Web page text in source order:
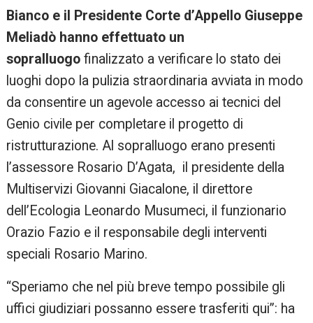
Bianco e il Presidente Corte d’Appello Giuseppe
Meliadò hanno effettuato un
sopralluogo finalizzato a verificare lo stato dei
luoghi dopo la pulizia straordinaria avviata in modo
da consentire un agevole accesso ai tecnici del
Genio civile per completare il progetto di
ristrutturazione. Al sopralluogo erano presenti
l’assessore Rosario D’Agata, il presidente della
Multiservizi Giovanni Giacalone, il direttore
dell’Ecologia Leonardo Musumeci, il funzionario
Orazio Fazio e il responsabile degli interventi
speciali Rosario Marino.
“Speriamo che nel più breve tempo possibile gli
uffici giudiziari possanno essere trasferiti qui”: ha